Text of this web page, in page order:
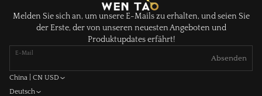
Melden Sie sich an, um unsere E-Mails zu erhalten, und seien Sie
der Erste, der von unseren neuesten Angeboten und
Produktupdates erfährt!
E-Mail
Absenden
China | CN USD
Deutsch